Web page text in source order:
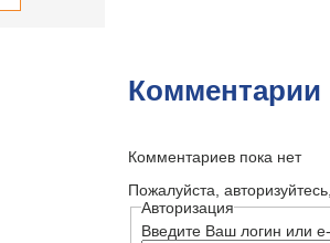
Комментарии
Комментариев пока нет
Пожалуйста,
Авторизация
Введите Ваш логин или